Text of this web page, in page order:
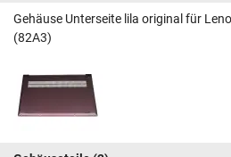
Gehäuse Unterseite lila original für
(82A3)